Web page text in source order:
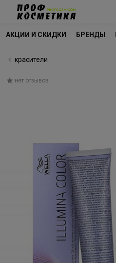
АКЦИИ И СКИДКИ БРЕНДЫ
красители
нет отзывов